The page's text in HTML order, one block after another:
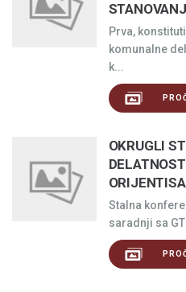
Prva,
komunalne
k...
OKRUGLI
Stalna
saradnji sa